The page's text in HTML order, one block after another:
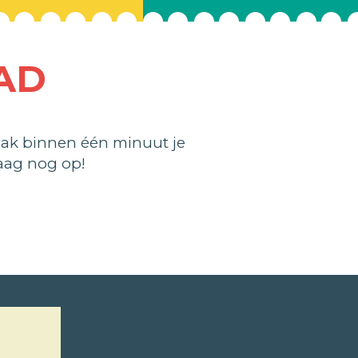
binnen één minuut je
nog op!